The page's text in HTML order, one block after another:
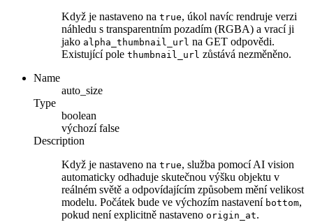
Když je nastaveno na true, úkol navíc rendruje verzi
náhledu s transparentním pozadím (RGBA) a vrací ji
jako alpha_thumbnail_url na GET odpovědi.
Existující pole thumbnail_url zůstává nezměněno.
Name
auto_size
Type
boolean
výchozí false
Description
Když je nastaveno na true, služba pomocí AI vision
automaticky odhaduje skutečnou výšku objektu v
reálném světě a odpovídajícím způsobem mění velikost
modelu. Počátek bude ve výchozím nastavení bottom,
pokud není explicitně nastaveno origin_at.